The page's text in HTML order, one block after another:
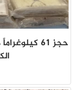
حجز 61